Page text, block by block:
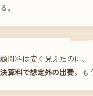
る。
顧問料は安く見えたのに、
決算料で想定外の出費。も